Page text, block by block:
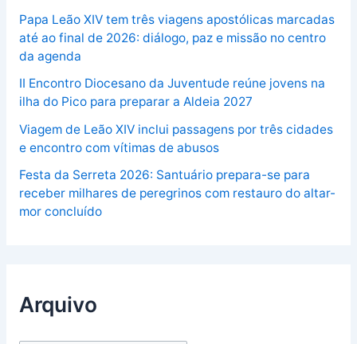
Papa Leão XIV tem três viagens apostólicas marcadas
até ao final de 2026: diálogo, paz e missão no centro
da agenda
II Encontro Diocesano da Juventude reúne jovens na
ilha do Pico para preparar a Aldeia 2027
Viagem de Leão XIV inclui passagens por três cidades
e encontro com vítimas de abusos
Festa da Serreta 2026: Santuário prepara-se para
receber milhares de peregrinos com restauro do altar-
mor concluído
Arquivo